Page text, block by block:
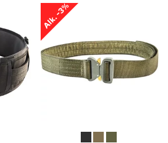
Alk. -3%